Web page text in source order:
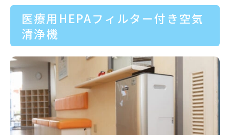
医療用HEPAフィルター付き空気
清浄機